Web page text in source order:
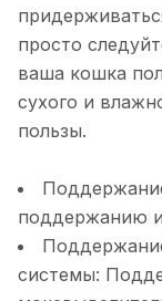
просто
ваша кошка
сухого и
пользы.
поддержанию
системы: